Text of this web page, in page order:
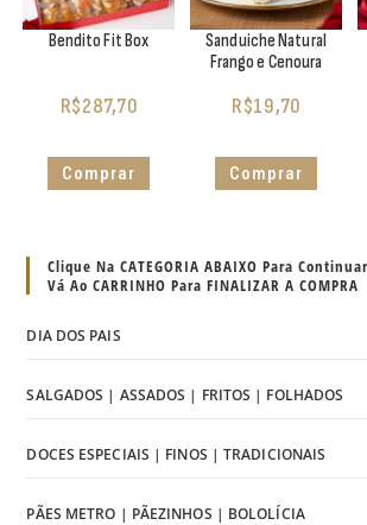
Bendito Fit Box
R$287,70
Comprar
Sanduiche Natural
Frango e Cenoura
R$19,70
Comprar
Clique Na CATEGORIA ABAIXO Para
Vá Ao CARRINHO Para FINALIZAR A COMPRA
DIA DOS PAIS
SALGADOS | ASSADOS | FRITOS | FOLHADOS
DOCES ESPECIAIS | FINOS | TRADICIONAIS
PÃES METRO | PÃEZINHOS | BOLOLÍCIA